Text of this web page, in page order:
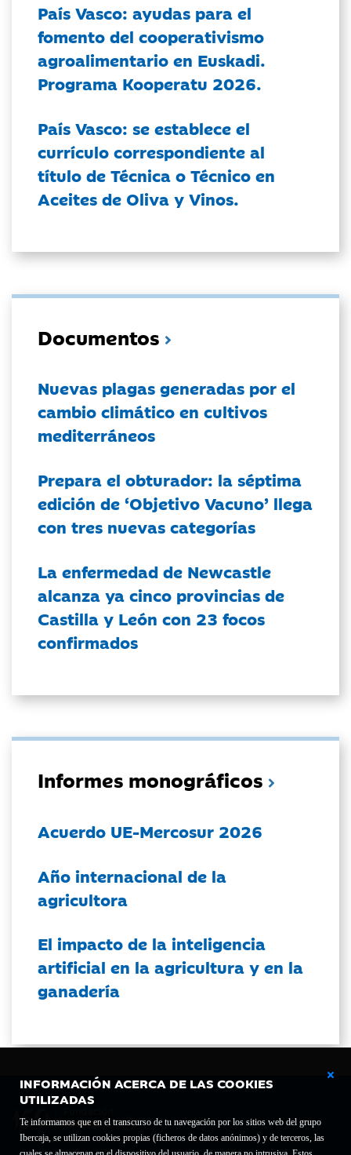
INFORMACIÓN ACERCA DE LAS COOKIES
UTILIZADAS
Te informamos que en el transcurso de tu navegación por los sitios web del grupo
Ibercaja, se utilizan cookies propias (ficheros de datos anónimos) y de terceros, las
País Vasco: ayudas para el
fomento del cooperativismo
agroalimentario en Euskadi.
Programa Kooperatu 2026.
País Vasco: se establece el
currículo correspondiente al
título de Técnica o Técnico en
Aceites de Oliva y Vinos.
Documentos
Nuevas plagas generadas por el
cambio climático en cultivos
mediterráneos
Prepara el obturador: la séptima
edición de ‘Objetivo Vacuno’ llega
con tres nuevas categorías
La enfermedad de Newcastle
alcanza ya cinco provincias de
Castilla y León con 23 focos
confirmados
Informes monográficos
Acuerdo UE-Mercosur 2026
Año internacional de la
agricultora
El impacto de la inteligencia
artificial en la agricultura y en la
ganadería